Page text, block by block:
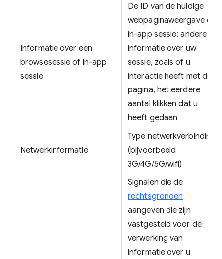
Informatie over een
browsesessie of in-app
sessie
De ID van de huidige
webpaginaweergave of
in-app sessie; andere
informatie over uw
sessie, zoals of u
interactie heeft met de
pagina, het eerdere
aantal klikken dat u
heeft gedaan
Netwerkinformatie
Type netwerkverbinding
(bijvoorbeeld
3G/4G/5G/wifi)
Signalen die de
rechtsgronden
aangeven die zijn
vastgesteld voor de
verwerking van
informatie over u